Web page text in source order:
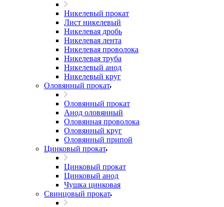
Никелевый прокат
Лист никелевый
Никелевая дробь
Никелевая лента
Никелевая проволока
Никелевая труба
Никелевый анод
Никелевый круг
Оловянный прокат
Оловянный прокат
Анод оловянный
Оловянная проволока
Оловянный круг
Оловянный припой
Цинковый прокат
Цинковый прокат
Цинковый анод
Чушка цинковая
Свинцовый прокат